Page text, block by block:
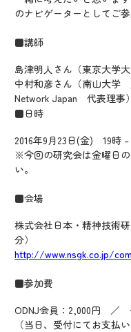
のナビゲーターとしてご参
■講師
島津明人さん（東京大学
中村和彦さん（南山大
Network Japan 代表理事）
■日時
2016年9月23日(金) 19時 –
※今回の研究会は金曜日
い。
■会場
株式会社日本・精神技術
分）
http://www.nsgk.co.jp/
■参加費
ODNJ会員：2,000円 ／
（当日、受付にてお支払い